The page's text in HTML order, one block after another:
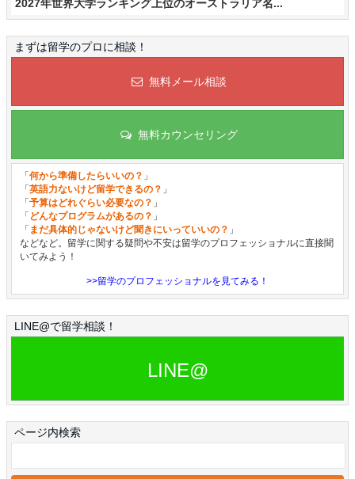
2027年世界大学ランキング上位のオーストラリア名...
まずは留学のプロに相談！
無料メール相談
無料カウンセリング
「何から準備したらいいの？ 」
「英語力ないけど留学できるの？ 」
「予算はどれぐらい必要なの？ 」
「 どんなプログラムがあるの？ 」
「 まだ具体的じゃないけど聞きにいっていいの？ 」
などなど。留学に関する疑問や不安は留学のプロフェッショナルに直接聞
いてみよう！
>>留学のプロフェッショナルを見てみる！
LINE@で留学相談！
LINE@
ページ内検索